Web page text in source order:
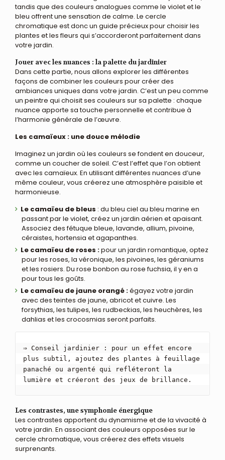
tandis que des couleurs analogues comme le violet et le
bleu offrent une sensation de calme. Le cercle
chromatique est donc un guide précieux pour choisir les
plantes et les fleurs qui s’accorderont parfaitement dans
votre jardin.
Jouer avec les nuances : la palette du jardinier
Dans cette partie, nous allons explorer les différentes
façons de combiner les couleurs pour créer des
ambiances uniques dans votre jardin. C’est un peu comme
un peintre qui choisit ses couleurs sur sa palette : chaque
nuance apporte sa touche personnelle et contribue à
l’harmonie générale de l’œuvre.
Les camaïeux : une douce mélodie
Imaginez un jardin où les couleurs se fondent en douceur,
comme un coucher de soleil. C’est l’effet que l’on obtient
avec les camaïeux. En utilisant différentes nuances d’une
même couleur, vous créerez une atmosphère paisible et
harmonieuse.
Le camaïeu de bleus : du bleu ciel au bleu marine en
passant par le violet, créez un jardin aérien et apaisant.
Associez des fétuque bleue, lavande, allium, pivoine,
céraistes, hortensia et agapanthes.
Le camaïeu de roses :pour un jardin romantique, optez
pour les roses, la véronique, les pivoines, les géraniums
et les rosiers. Du rose bonbon au rose fuchsia, il y en a
pour tous les goûts.
Le camaïeu de jaune orangé :égayez votre jardin
avec des teintes de jaune, abricot et cuivre. Les
forsythias, les tulipes, les rudbeckias, les heuchères, les
dahlias et les crocosmias seront parfaits.
⇒ Conseil jardinier : pour un effet encore
plus subtil, ajoutez des plantes à feuillage
panaché ou argenté qui refléteront la
lumière et créeront des jeux de brillance.
Les contrastes, une symphonie énergique
Les contrastes apportent du dynamisme et de la vivacité à
votre jardin. En associant des couleurs opposées sur le
cercle chromatique, vous créerez des effets visuels
surprenants.